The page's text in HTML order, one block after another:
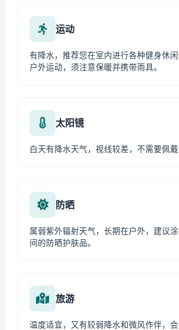
运动
有降水，推荐您在室内进行各种健身休
户外运动，须注意保暖并携带雨具。
太阳镜
白天有降水天气，视线较差，不需要佩
防晒
属弱紫外辐射天气，长期在户外，建议
间的防晒护肤品。
旅游
温度适宜，又有较弱降水和微风作伴，